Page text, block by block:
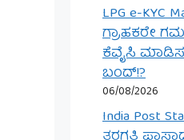
LPG e-KYC
ಗ್ರಾಹಕರೇ
ಕೆವೈಸಿ
ಬಂದ್!?
06/08/2026
India Post